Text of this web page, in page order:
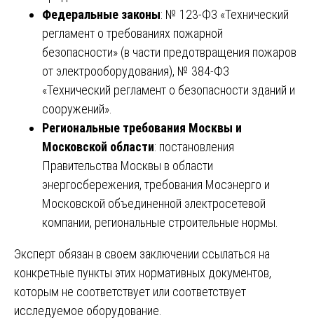
Федеральные законы: № 123-ФЗ «Технический
регламент о требованиях пожарной
безопасности» (в части предотвращения пожаров
от электрооборудования), № 384-ФЗ
«Технический регламент о безопасности зданий и
сооружений».
Региональные требования Москвы и
Московской области: постановления
Правительства Москвы в области
энергосбережения, требования Мосэнерго и
Московской объединенной электросетевой
компании, региональные строительные нормы.
Эксперт обязан в своем заключении ссылаться на
конкретные пункты этих нормативных документов,
которым не соответствует или соответствует
исследуемое оборудование.